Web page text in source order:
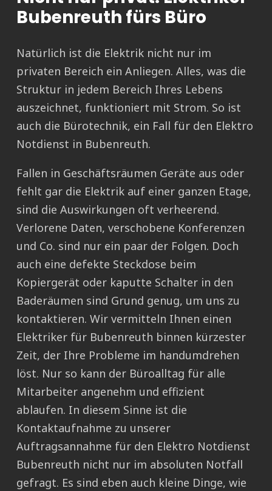
Bubenreuth fürs Büro
Natürlich ist die Elektrik nicht nur im
privaten Bereich ein Anliegen. Alles, was die
Struktur in jedem Bereich Ihres Lebens
auszeichnet, funktioniert mit Strom. So ist
auch die Bürotechnik, ein Fall für den Elektro
Notdienst in Bubenreuth.
Fallen in Geschäftsräumen Geräte aus oder
fehlt gar die Elektrik auf einer ganzen Etage,
sind die Auswirkungen oft verheerend.
Verlorene Daten, verschobene Konferenzen
und Co. sind nur ein paar der Folgen. Doch
auch eine defekte Steckdose beim
Kopiergerät oder kaputte Schalter in den
Baderäumen sind Grund genug, um uns zu
kontaktieren. Wir vermitteln Ihnen einen
Elektriker für Bubenreuth binnen kürzester
Zeit, der Ihre Probleme im handumdrehen
löst. Nur so kann der Büroalltag für alle
Mitarbeiter angenehm und effizient
ablaufen. In diesem Sinne ist die
Kontaktaufnahme zu unserer
Auftragsannahme für den Elektro Notdienst
Bubenreuth nicht nur im absoluten Notfall
gefragt. Es sind eben auch kleine Dinge, wie